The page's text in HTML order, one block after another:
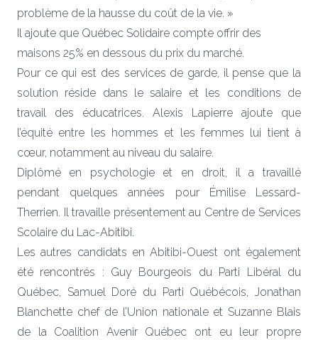
problème de la hausse du coût de la vie. »
Il ajoute que Québec Solidaire compte offrir des
maisons 25% en dessous du prix du marché.
Pour ce qui est des services de garde, il pense que la
solution réside dans le salaire et les conditions de
travail des éducatrices. Alexis Lapierre ajoute que
l’équité entre les hommes et les femmes lui tient à
cœur, notamment au niveau du salaire.
Diplômé en psychologie et en droit, il a travaillé
pendant quelques années pour Émilise Lessard-
Therrien. Il travaille présentement au Centre de Services
Scolaire du Lac-Abitibi.
Les autres candidats en Abitibi-Ouest ont également
été rencontrés : Guy Bourgeois du Parti Libéral du
Québec, Samuel Doré du Parti Québécois, Jonathan
Blanchette chef de l’Union nationale et Suzanne Blais
de la Coalition Avenir Québec ont eu leur propre